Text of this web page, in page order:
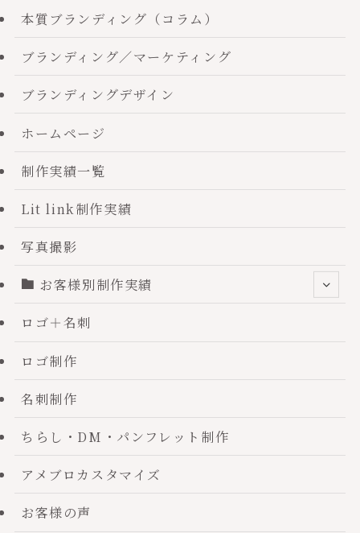
本質ブランディング（コラム）
ブランディング／マーケティング
ブランディングデザイン
ホームページ
制作実績一覧
Lit link制作実績
写真撮影
お客様別制作実績
ロゴ＋名刺
ロゴ制作
名刺制作
ちらし・DM・パンフレット制作
アメブロカスタマイズ
お客様の声